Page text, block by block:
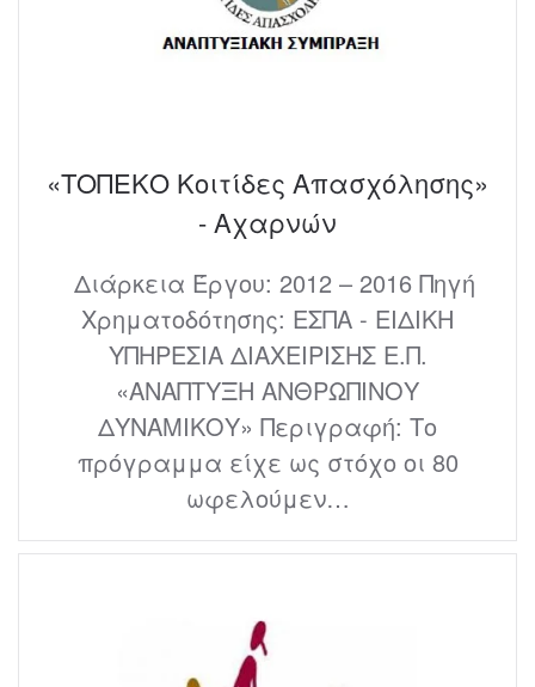
«ΤΟΠΕΚΟ Κοιτίδες Απασχόλησης»
- Αχαρνών
Διάρκεια Έργου: 2012 – 2016 Πηγή
Χρηματοδότησης: ΕΣΠΑ - ΕΙΔΙΚΗ
ΥΠΗΡΕΣΙΑ ΔΙΑΧΕΙΡΙΣΗΣ Ε.Π.
«ΑΝΑΠΤΥΞΗ ΑΝΘΡΩΠΙΝΟΥ
ΔΥΝΑΜΙΚΟΥ» Περιγραφή: Το
πρόγραμμα είχε ως στόχο οι 80
ωφελούμεν…